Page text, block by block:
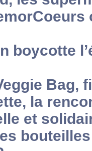
boycotte
Bag,
la
et